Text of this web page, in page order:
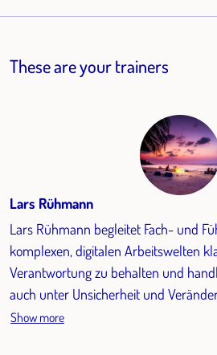
These are your trainers
Lars Rühmann
Lars Rühmann begleitet Fach- und
komplexen, digitalen Arbeitswelten
Verantwortung zu behalten und
auch unter Unsicherheit und
beruflichen Anfänge in der
Show more